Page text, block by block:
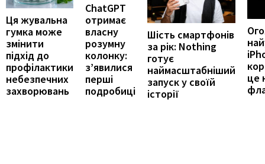
Ця жувальна
гумка може
змінити
підхід до
профілактики
небезпечних
захворювань
ChatGPT
отримає
власну
розумну
колонку:
з’явилися
перші
подробиці
Шість смартфонів
за рік: Nothing
готує
наймасштабніший
запуск у своїй
історії
це